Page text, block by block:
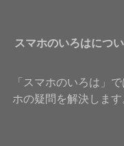
スマホのいろはにつ
「スマホのいろは」
ホの疑問を解決します